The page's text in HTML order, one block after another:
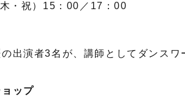
・祝）15：00／17：00
出演者3名が、講師としてダンスワ
ップ